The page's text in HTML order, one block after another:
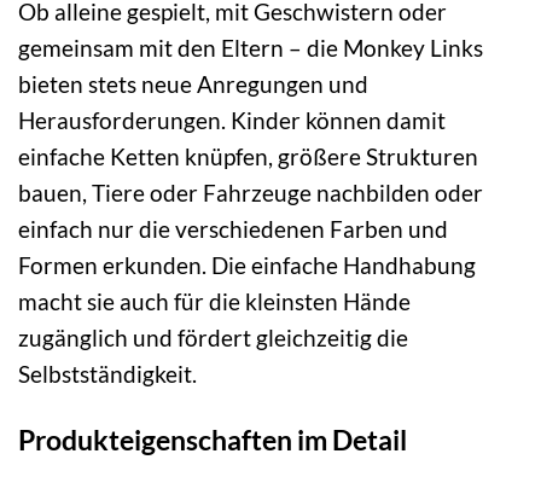
Ob alleine gespielt, mit Geschwistern oder
gemeinsam mit den Eltern – die Monkey Links
bieten stets neue Anregungen und
Herausforderungen. Kinder können damit
einfache Ketten knüpfen, größere Strukturen
bauen, Tiere oder Fahrzeuge nachbilden oder
einfach nur die verschiedenen Farben und
Formen erkunden. Die einfache Handhabung
macht sie auch für die kleinsten Hände
zugänglich und fördert gleichzeitig die
Selbstständigkeit.
Produkteigenschaften im Detail